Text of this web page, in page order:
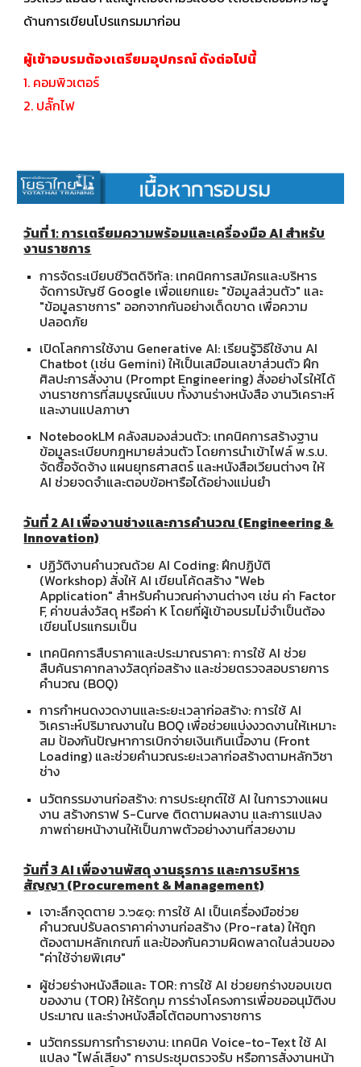
ด้านการเขียนโปรแกรมมาก่อน
ผู้เข้าอบรมต้องเตรียมอุปกรณ์ ดังต่อไปนี้
1. คอมพิวเตอร์
2. ปลั๊กไฟ
วันที่ 1: การเตรียมความพร้อมและเครื่องมือ AI สำหรับ
งานราชการ
การจัดระเบียบชีวิตดิจิทัล: เทคนิคการสมัครและบริหาร
จัดการบัญชี Google เพื่อแยกแยะ "ข้อมูลส่วนตัว" และ
"ข้อมูลราชการ" ออกจากกันอย่างเด็ดขาด เพื่อความ
ปลอดภัย
เปิดโลกการใช้งาน Generative AI: เรียนรู้วิธีใช้งาน AI
Chatbot (เช่น Gemini) ให้เป็นเสมือนเลขาส่วนตัว ฝึก
ศิลปะการสั่งงาน (Prompt Engineering) สั่งอย่างไรให้ได้
งานราชการที่สมบูรณ์แบบ ทั้งงานร่างหนังสือ งานวิเคราะห์
และงานแปลภาษา
NotebookLM คลังสมองส่วนตัว: เทคนิคการสร้างฐาน
ข้อมูลระเบียบกฎหมายส่วนตัว โดยการนำเข้าไฟล์ พ.ร.บ.
จัดซื้อจัดจ้าง แผนยุทธศาสตร์ และหนังสือเวียนต่างๆ ให้
AI ช่วยจดจำและตอบข้อหารือได้อย่างแม่นยำ
วันที่ 2 AI เพื่องานช่างและการคำนวณ (Engineering &
Innovation)
ปฏิวัติงานคำนวณด้วย AI Coding: ฝึกปฏิบัติ
(Workshop) สั่งให้ AI เขียนโค้ดสร้าง "Web
Application" สำหรับคำนวณค่างานต่างๆ เช่น ค่า Factor
F, ค่าขนส่งวัสดุ หรือค่า K โดยที่ผู้เข้าอบรมไม่จำเป็นต้อง
เขียนโปรแกรมเป็น
เทคนิคการสืบราคาและประมาณราคา: การใช้ AI ช่วย
สืบค้นราคากลางวัสดุก่อสร้าง และช่วยตรวจสอบรายการ
คำนวณ (BOQ)
การกำหนดงวดงานและระยะเวลาก่อสร้าง: การใช้ AI
วิเคราะห์ปริมาณงานใน BOQ เพื่อช่วยแบ่งงวดงานให้เหมาะ
สม ป้องกันปัญหาการเบิกจ่ายเงินเกินเนื้องาน (Front
Loading) และช่วยคำนวณระยะเวลาก่อสร้างตามหลักวิชา
ช่าง
นวัตกรรมงานก่อสร้าง: การประยุกต์ใช้ AI ในการวางแผน
งาน สร้างกราฟ S-Curve ติดตามผลงาน และการแปลง
ภาพถ่ายหน้างานให้เป็นภาพตัวอย่างงานที่สวยงาม
วันที่ 3 AI เพื่องานพัสดุ งานธุรการ และการบริหาร
สัญญา (Procurement & Management)
เจาะลึกจุดตาย ว.๖๕๑: การใช้ AI เป็นเครื่องมือช่วย
คำนวณปรับลดราคาค่างานก่อสร้าง (Pro-rata) ให้ถูก
ต้องตามหลักเกณฑ์ และป้องกันความผิดพลาดในส่วนของ
"ค่าใช้จ่ายพิเศษ"
ผู้ช่วยร่างหนังสือและ TOR: การใช้ AI ช่วยยกร่างขอบเขต
ของงาน (TOR) ให้รัดกุม การร่างโครงการเพื่อขออนุมัติงบ
ประมาณ และร่างหนังสือโต้ตอบทางราชการ
นวัตกรรมการทำรายงาน: เทคนิค Voice-to-Text ใช้ AI
แปลง "ไฟล์เสียง" การประชุมตรวจรับ หรือการสั่งงานหน้า